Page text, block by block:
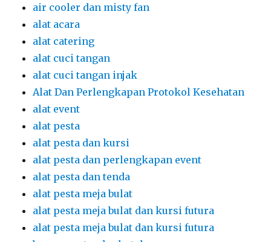
air cooler dan misty fan
alat acara
alat catering
alat cuci tangan
alat cuci tangan injak
Alat Dan Perlengkapan Protokol Kesehatan
alat event
alat pesta
alat pesta dan kursi
alat pesta dan perlengkapan event
alat pesta dan tenda
alat pesta meja bulat
alat pesta meja bulat dan kursi futura
alat pesta meja bulat dan kursi futura